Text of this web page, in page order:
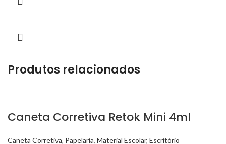
Produtos relacionados
Caneta Corretiva Retok Mini 4ml
Caneta Corretiva, Papelaria, Material Escolar, Escritório